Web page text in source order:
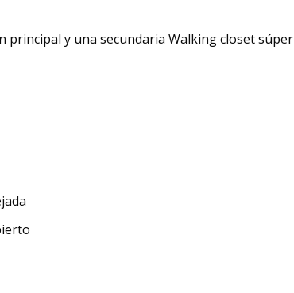
principal y una secundaria Walking closet súper